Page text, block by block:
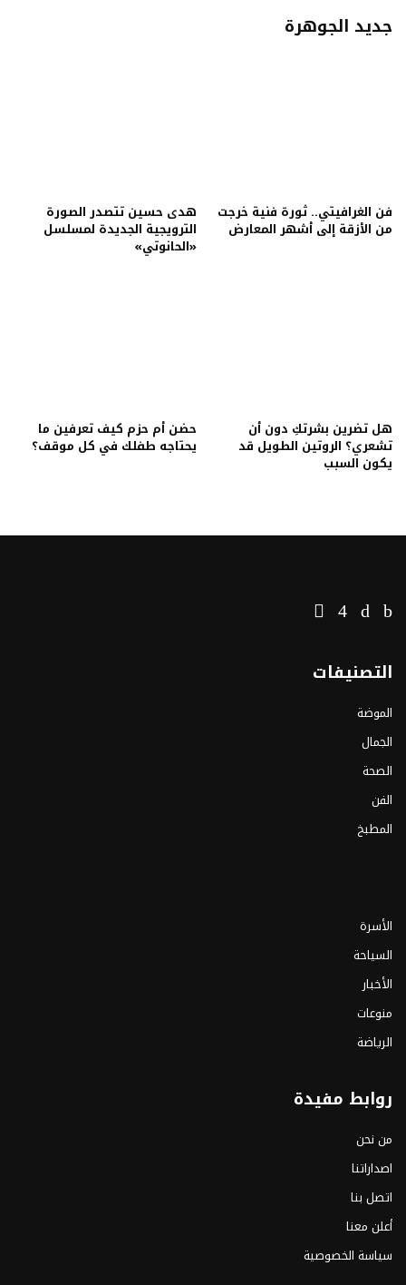
جديد الجوهرة
فن الغرافيتي.. ثورة فنية خرجت
من الأزقة إلى أشهر المعارض
هدى حسين تتصدر الصورة
الترويجية الجديدة لمسلسل
«الحانوتي»
هل تضرين بشرتكِ دون أن
تشعري؟ الروتين الطويل قد
يكون السبب
حضن أم حزم كيف تعرفين ما
يحتاجه طفلك في كل موقف؟
التصنيفات
الموضة
الجمال
الصحة
الفن
المطبخ
الأسرة
السياحة
الأخبار
منوعات
الرياضة
روابط مفيدة
من نحن
اصداراتنا
اتصل بنا
أعلن معنا
سياسة الخصوصية